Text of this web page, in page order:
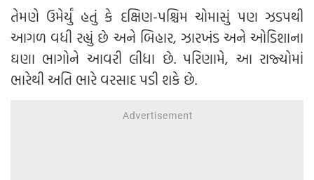
તેમણે ઉમેર્યું હતું કે દક્ષિણ-પશ્ચિમ ચોમાસું પણ ઝડપથી
આગળ વધી રહ્યું છે અને બિહાર, ઝારખંડ અને ઓડિશાના
ઘણા ભાગોને આવરી લીધા છે. પરિણામે, આ રાજ્યોમાં
ભારેથી અતિ ભારે વરસાદ પડી શકે છે.